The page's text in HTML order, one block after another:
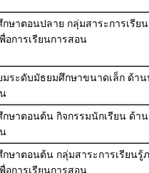
ษาตอนปลาย กลุ่มสาระการเรีย
อการเรียนการสอน
มระดับมัธยมศึกษาขนาดเล็ก ด้า
ษาตอนต้น กิจกรรมนักเรียน ด้า
ษาตอนต้น กลุ่มสาระการเรียนรู้
อการเรียนการสอน